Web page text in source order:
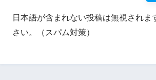
日本語が含まれない投稿は無視されま
さい。（スパム対策）